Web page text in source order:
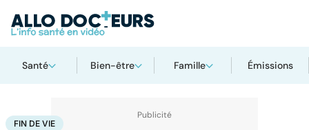
Santé Bien-être Famille Émissions
AccueilSantéSociété Fin de vie
FIN DE VIE